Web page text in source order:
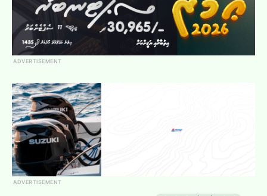
ADVERTISEMENT
ADVERTISEMENT